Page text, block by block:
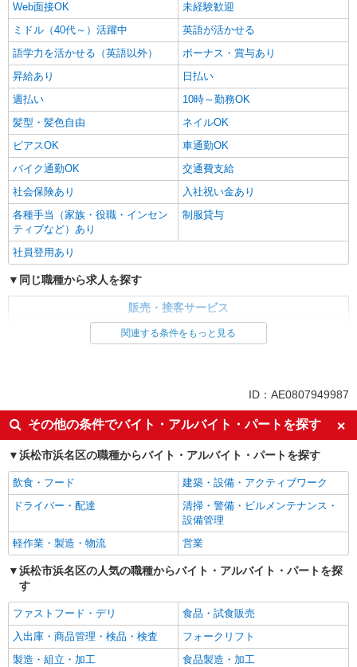
Web面接OK
未経験歓迎
ミドル（40代～）活躍中
英語が活かせる
語学力を活かせる（英語以外）
ボーナス・賞与あり
昇給あり
日払い
週払い
10時～勤務OK
髪型・髪色自由
ネイルOK
ピアスOK
車通勤OK
バイク通勤OK
交通費支給
社会保険あり
入社祝い金あり
各種手当（家族・役職・インセン
ティブなど）あり
制服貸与
社員登用あり
同じ職種から求人を探す
販売・接客サービス
英語が活かせる
ボーナス・賞与あり
日払い
車通勤OK
交通費支給
社会保険あり
社員登用あり
関連する条件をもっと見る
ID：AE0807949987
その他の条件でバイト・アルバイト・パートを探す
浜松市浜名区の職種からバイト・アルバイト・パートを探す
飲食・フード
建築・設備・アクティブワーク
ドライバー・配達
清掃・警備・ビルメンテナンス・
設備管理
軽作業・製造・物流
営業
浜松市浜名区の人気の職種からバイト・アルバイト・パートを探
す
ファストフード・デリ
食品・試食販売
入出庫・商品管理・検品・検査
フォークリフト
製造・組立・加工
食品製造・加工